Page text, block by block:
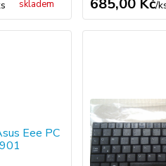
skladem
685,00 Kč/